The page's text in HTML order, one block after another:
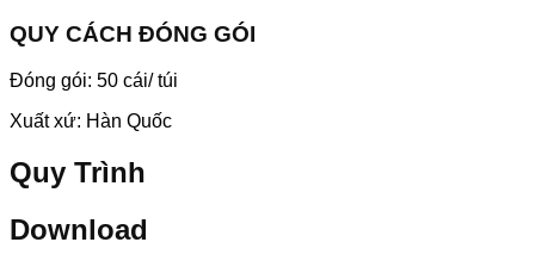
QUY CÁCH ĐÓNG GÓI
Đóng gói: 50 cái/ túi
Xuất xứ: Hàn Quốc
Quy Trình
Download